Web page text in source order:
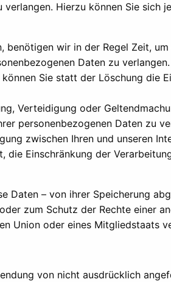
Hierzu können Sie sich
wir in der Regel Zeit,
Daten zu verlangen.
Sie statt der Löschung die
Verteidigung oder
personenbezogenen Daten zu
zwischen Ihren und unseren
die Einschränkung der
Daten – von ihrer Speicherung
zum Schutz der Rechte einer
Union oder eines Mitgliedstaats
von nicht ausdrücklich